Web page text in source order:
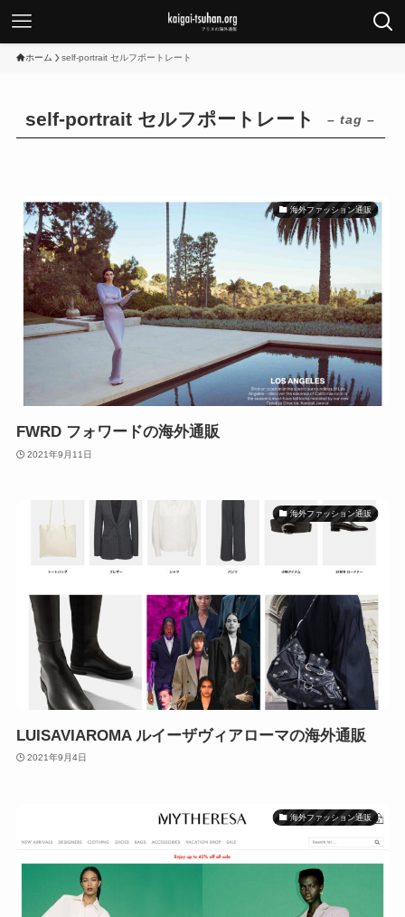
ホーム self-portrait セルフポートレート
self-portrait セルフポートレート – tag –
海外ファッション通販
FWRD フォワードの海外通販
2021年9月11日
海外ファッション通販
LUISAVIAROMA ルイーザヴィアローマの海外通販
2021年9月4日
海外ファッション通販